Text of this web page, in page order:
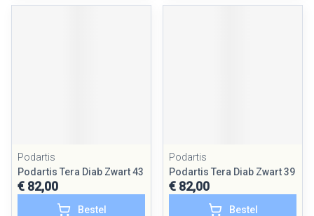
Podartis
Podartis Tera Diab Zwart 43
€ 82,00
Bestel
Podartis
Podartis Tera Diab Zwart 39
€ 82,00
Bestel